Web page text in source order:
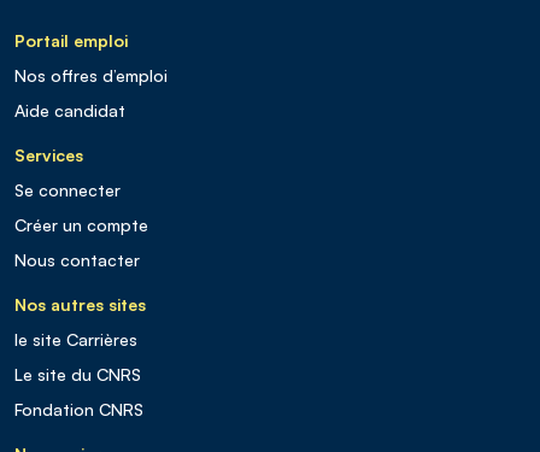
Portail emploi
Nos offres d’emploi
Aide candidat
Services
Se connecter
Créer un compte
Nous contacter
Nos autres sites
le site Carrières
Le site du CNRS
Fondation CNRS